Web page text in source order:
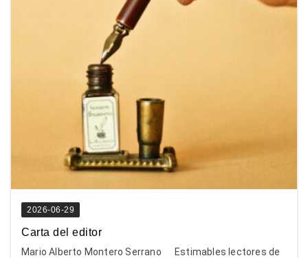
2026-06-29
Carta del editor
Mario Alberto Montero Serrano Estimables lectores de